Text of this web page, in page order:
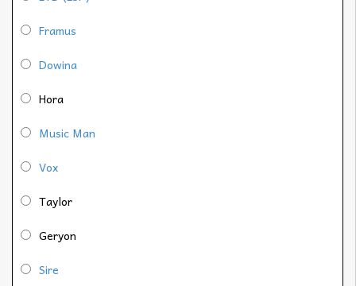
Framus
Dowina
Hora
Music Man
Vox
Taylor
Geryon
Sire